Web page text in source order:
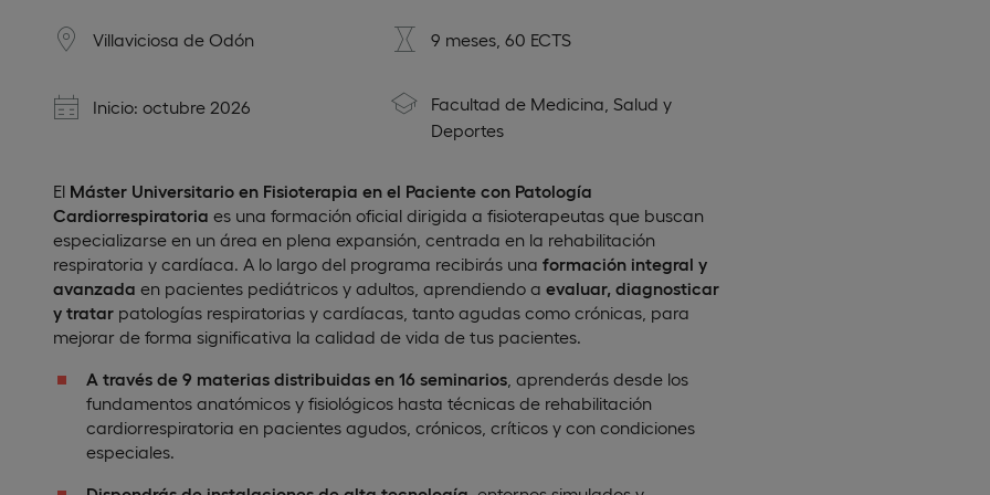
Villaviciosa de Odón 9 meses, 60 ECTS
Inicio: octubre 2026
Facultad de Medicina, Salud y
Deportes
El Máster Universitario en Fisioterapia en el Paciente con Patología
Cardiorrespiratoria es una formación oficial dirigida a fisioterapeutas que buscan
especializarse en un área en plena expansión, centrada en la rehabilitación
respiratoria y cardíaca. A lo largo del programa recibirás una formación integral y
avanzada en pacientes pediátricos y adultos, aprendiendo a evaluar, diagnosticar
y tratar patologías respiratorias y cardíacas, tanto agudas como crónicas, para
mejorar de forma significativa la calidad de vida de tus pacientes.
A través de 9 materias distribuidas en 16 seminarios , aprenderás desde los
fundamentos anatómicos y fisiológicos hasta técnicas de rehabilitación
cardiorrespiratoria en pacientes agudos, crónicos, críticos y con condiciones
especiales.